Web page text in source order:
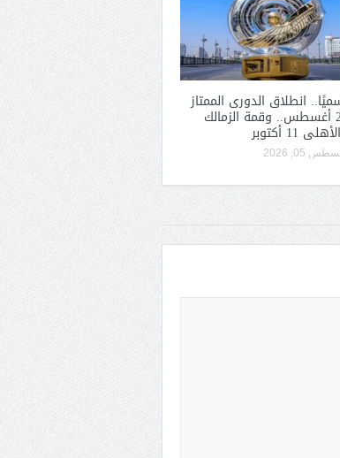
انطلاق الدورى الممتاز
21 أغسطس.. وقمة الزمالك
11 أكتوبر
05, 2026